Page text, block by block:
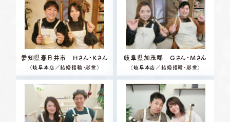
愛知県春日井市 Hさん・Kさん
（岐阜本店 ／結婚指輪・彫金）
岐阜県加茂郡 Gさん・Mさん
（岐阜本店 ／結婚指輪・彫金）